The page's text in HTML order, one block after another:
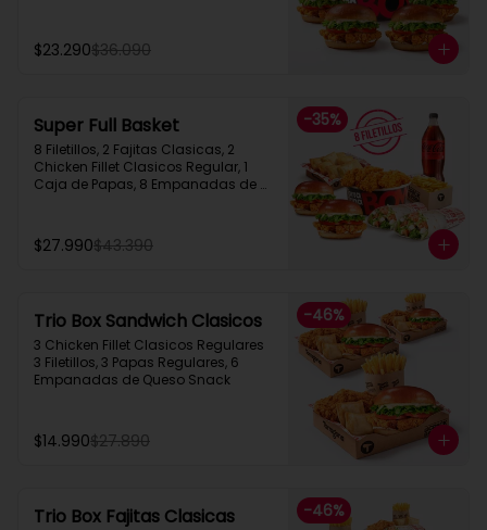
$23.290$36.090
-35%
Super Full Basket
8 Filetillos, 2 Fajitas Clasicas, 2
Chicken Fillet Clasicos Regular, 1
Caja de Papas, 8 Empanadas de
$27.990$43.390
-46%
Trio Box Sandwich Clasicos
3 Chicken Fillet Clasicos Regulares
3 Filetillos, 3 Papas Regulares, 6
Empanadas de Queso Snack
$14.990$27.890
-46%
Trio Box Fajitas Clasicas